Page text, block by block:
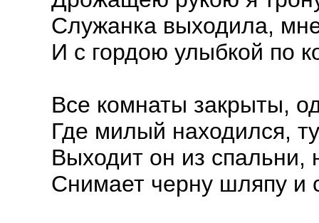
Служанка выходила,
И с гордою улыбкой по
Все комнаты закрыты,
Где милый находился,
Выходит он из спальни,
Снимает черну шляпу и